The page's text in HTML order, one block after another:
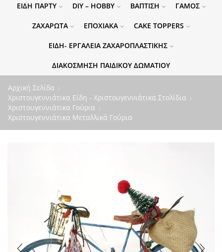
ΕΊΔΗ ΠΆΡΤΥ DIY – HOBBY ΒΆΠΤΙΣΗ ΓΆΜΟΣ
ΖΑΧΑΡΩΤΆ ΕΠΟΧΙΑΚΆ CAKE TOPPERS
ΕΊΔΗ- ΕΡΓΑΛΕΊΑ ΖΑΧΑΡΟΠΛΑΣΤΙΚΉΣ
ΔΙΑΚΌΣΜΗΣΗ ΠΑΙΔΙΚΟΎ ΔΩΜΑΤΊΟΥ
Αρχική Σελίδα
Χριστουγεννιάτικα Είδη - Χριστουγεννιάτικα Στολίδια
Χριστουγεννιάτικα Γούρια
Χριστουγεννιάτικα Μεταλλικά Γούρια